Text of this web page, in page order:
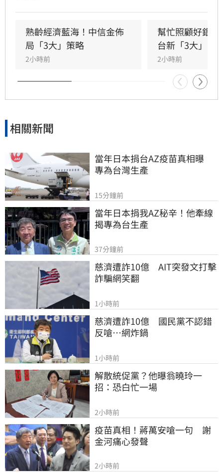
控總經理林維俊指出，論壇邁入第五年，致力協
助企業將永續轉化為國際競爭力。會中上銀、強
茂、宏碁及金寶等指標企業分享低碳實踐經驗。
台新新光金控憑藉優異的永續績效，不僅連續三
年獲標普全球永續年鑑銀行業全球前1%，更獲
MSCI ESG AAA最高評級，展現其帶領產業接軌
邁向永續發展的強力後盾。
熟齡經濟藍海！中信金佈
局「3大」策略
2小時前
幫忙照顧好銀
台新「3大」防
2小時前
相關新聞
當年日本捐台AZ疫苗真相曝
專為台灣生產
15分鐘前
當年日本捐我AZ秘辛！他牽線
揭專為台生產
37分鐘前
慈濟遭詐10億　AIT突發文打擊
詐騙網笑翻
1小時前
慈濟遭詐10億　國民黨不認錯
反嗆⋯網炸鍋
1小時前
解散統促黨？他曝翁曉玲一
招：恐白忙一場
2小時前
疫苗真相！蔣萬安嗆一句　謝
金河痛心發聲
2小時前